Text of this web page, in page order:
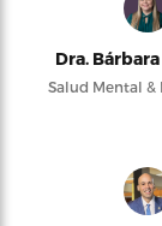
Dra.
Salud Mental &